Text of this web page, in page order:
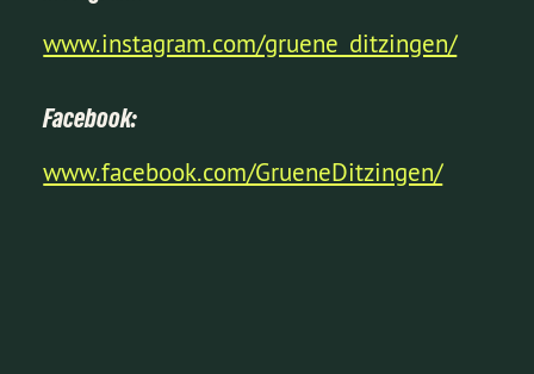
www.instagram.com/gruene_ditzingen/
Facebook:
www.facebook.com/GrueneDitzingen/